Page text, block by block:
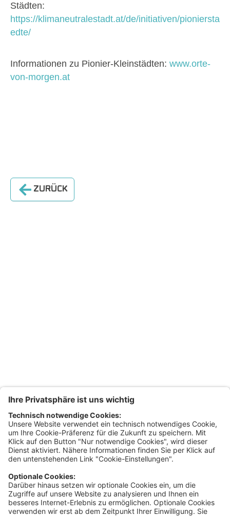
Städten:
https://klimaneutralestadt.at/de/initiativen/pioniersta
edte/
Informationen zu Pionier-Kleinstädten: www.orte-
von-morgen.at
ZURÜCK